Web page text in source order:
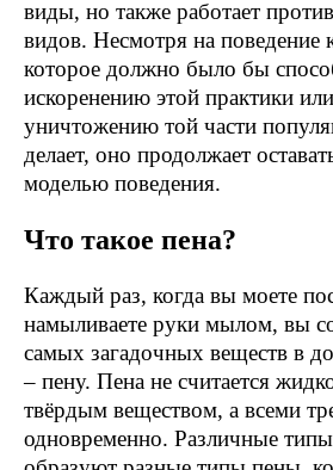
виды, но также работает
видов. Несмотря на поведение
которое должно было бы
искоренению этой практики
уничтожению той части
делает, оно продолжает
моделью поведения.
Что такое пена?
Каждый раз, когда вы моете
намыливаете руки мылом, вы
самых загадочных веществ в
– пену. Пена не считается
твёрдым веществом, а всеми
одновременно. Различные